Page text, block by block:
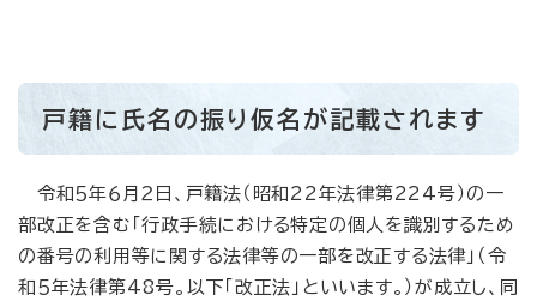
戸籍に氏名の振り仮名が記載されます
令和５年６月２日、戸籍法（昭和22年法律第224号）の一
部改正を含む「行政手続における特定の個人を識別するため
の番号の利用等に関する法律等の一部を改正する法律」（令
和５年法律第48号。以下「改正法」といいます。）が成立し、同